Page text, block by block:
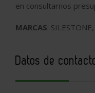
en consultarnos
MARCAS:
Datos de